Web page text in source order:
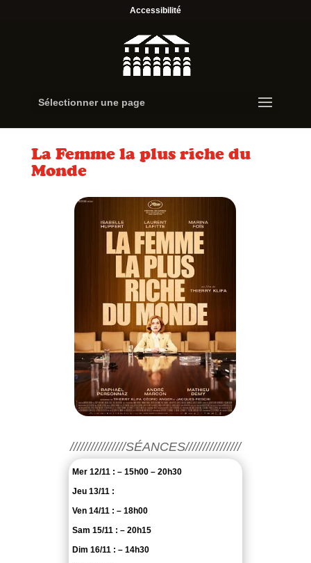
Accessibilité
Sélectionner une page
La Femme la plus riche du
Monde
////////////////SÉANCES////////////////
Mer 12/11 : – 15h00 – 20h30
Jeu 13/11 :
Ven 14/11 : – 18h00
Sam 15/11 : – 20h15
Dim 16/11 : – 14h30